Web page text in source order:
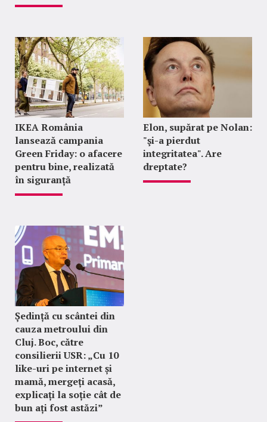
IKEA România
lansează campania
Green Friday: o afacere
pentru bine, realizată
în siguranță
Elon, supărat pe Nolan:
"şi-a pierdut
integritatea". Are
dreptate?
Ședință cu scântei din
cauza metroului din
Cluj. Boc, către
consilierii USR: „Cu 10
like-uri pe internet și
mamă, mergeți acasă,
explicați la soție cât de
bun ați fost astăzi”